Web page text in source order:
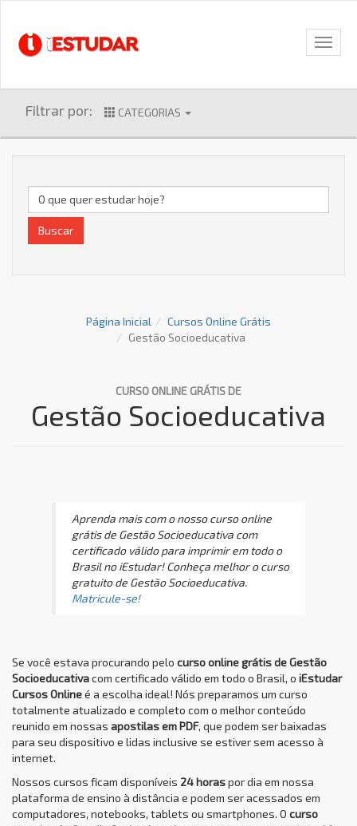
Filtrar por: CATEGORIAS
Buscar
Página Inicial
Cursos Online Grátis
Gestão Socioeducativa
CURSO ONLINE GRÁTIS DE
Gestão Socioeducativa
Aprenda mais com o nosso curso online
grátis de Gestão Socioeducativa com
certificado válido para imprimir em todo o
Brasil no iEstudar! Conheça melhor o curso
gratuito de Gestão Socioeducativa.
Matricule-se!
Se você estava procurando pelo curso online grátis de Gestão
Socioeducativacom certificado válido em todo o Brasil, o iEstudar
Cursos Onlineé a escolha ideal! Nós preparamos um curso
totalmente atualizado e completo com o melhor conteúdo
reunido em nossas apostilas em PDF, que podem ser baixadas
para seu dispositivo e lidas inclusive se estiver sem acesso à
internet.
Nossos cursos ficam disponíveis 24 horaspor dia em nossa
plataforma de ensino à distância e podem ser acessados em
computadores, notebooks, tablets ou smartphones. O curso